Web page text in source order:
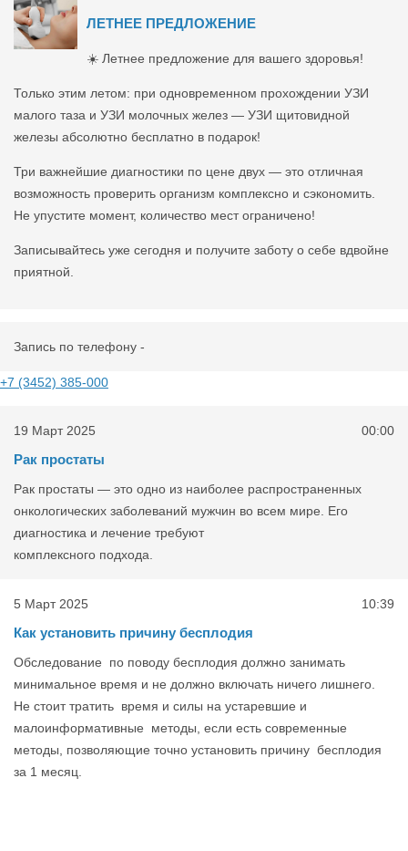
ЛЕТНЕЕ ПРЕДЛОЖЕНИЕ
☀️ Летнее предложение для вашего здоровья!
Только этим летом: при одновременном прохождении УЗИ
малого таза и УЗИ молочных желез — УЗИ щитовидной
железы абсолютно бесплатно в подарок!
Три важнейшие диагностики по цене двух — это отличная
возможность проверить организм комплексно и сэкономить.
Не упустите момент, количество мест ограничено!
Записывайтесь уже сегодня и получите заботу о себе вдвойне
приятной.
Запись по телефону -
+7 (3452) 385-000
19 Март 2025 00:00
Рак простаты
Рак простаты — это одно из наиболее распространенных
онкологических заболеваний мужчин во всем мире. Его
диагностика и лечение требуют
комплексного подхода.
5 Март 2025 10:39
Как установить причину бесплодия
Обследование по поводу бесплодия должно занимать
минимальное время и не должно включать ничего лишнего.
Не стоит тратить время и силы на устаревшие и
малоинформативные методы, если есть современные
методы, позволяющие точно установить причину бесплодия
за 1 месяц.